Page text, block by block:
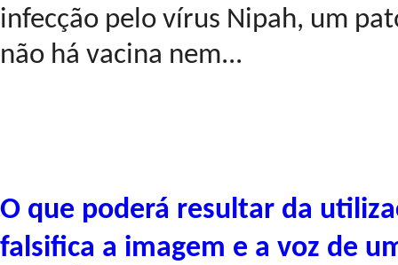
infecção pelo vírus Nipah, um
não há vacina nem...
O que poderá resultar da
falsifica a imagem e a voz de